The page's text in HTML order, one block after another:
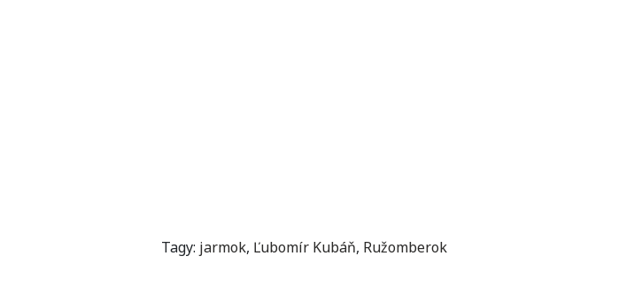
Tagy: jarmok, Ľubomír Kubáň, Ružomberok